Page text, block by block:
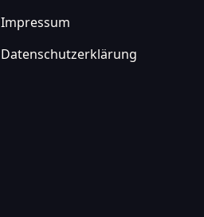
Impressum
Datenschutzerklärung